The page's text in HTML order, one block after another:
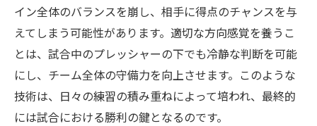
方向感覚を高めるドリル紹介
指導法の工夫とその効果
生徒のモチベーションを引き出す
フィジカルとメンタルの両立
安全なトレーニング環境の提供
イン全体のバランスを崩し、相手に得点のチャンスを与
えてしまう可能性があります。適切な方向感覚を養うこ
とは、試合中のプレッシャーの下でも冷静な判断を可能
にし、チーム全体の守備力を向上させます。このような
技術は、日々の練習の積み重ねによって培われ、最終的
には試合における勝利の鍵となるのです。